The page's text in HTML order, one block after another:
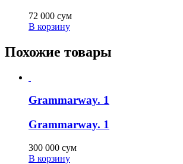
72 000 сум
В корзину
Похожие товары
Grammarway. 1
Grammarway. 1
300 000 сум
В корзину